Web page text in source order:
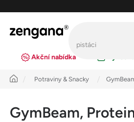
obsah
Akční nabídka
Úvod Potraviny & Snacky
GymBeam,